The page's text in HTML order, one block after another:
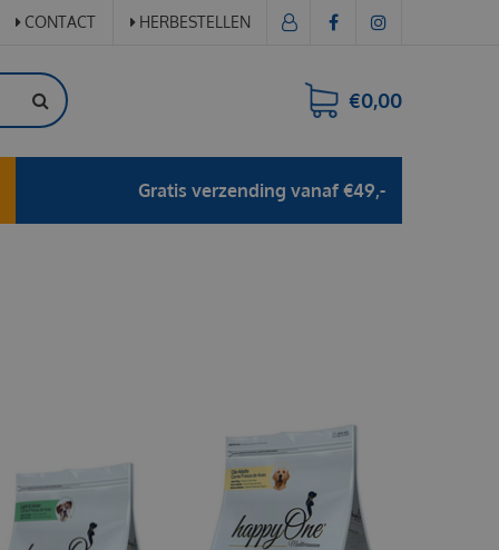
CONTACT HERBESTELLEN
€0,00
Gratis verzending vanaf €49,-